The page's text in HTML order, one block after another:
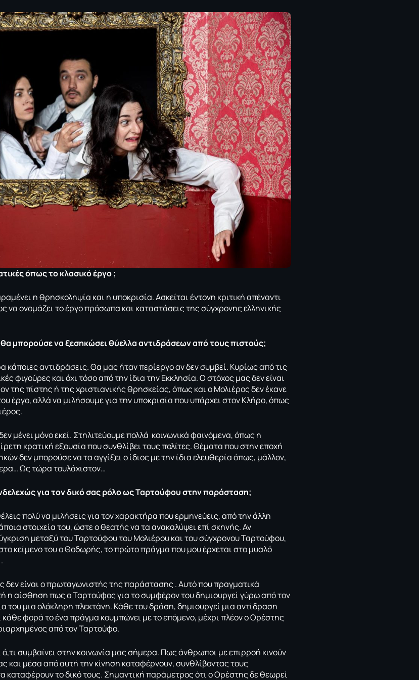
όπως το κλασικό έργο ;
η θρησκοληψία και η υποκρισία. Ασκείται έντονη κριτική απέναντι
να ονομάζει το έργο πρόσωπα και καταστάσεις της σύγχρονης ελληνικής
μπορούσε να ξεσηκώσει θύελλα αντιδράσεων από τους πιστούς;
κάποιες αντιδράσεις. Θα μας ήταν περίεργο αν δεν συμβεί. Κυρίως από τις
φιγούρες και όχι τόσο από την ίδια την Εκκλησία. Ο στόχος μας δεν είναι
της πίστης ή της χριστιανικής θρησκείας, όπως και ο Μολιέρος δεν έκανε
έργο, αλλά να μιλήσουμε για την υποκρισία που υπάρχει στον Κλήρο, όπως
μένει μόνο εκεί. Στηλιτεύουμε πολλά κοινωνικά φαινόμενα, όπως η
κρατική εξουσία που συνθλίβει τους πολίτες. Θέματα που στην εποχή
δεν μπορούσε να τα αγγίξει ο ίδιος με την ίδια ελευθερία όπως, μάλλον,
Ως τώρα τουλάχιστον…
για τον δικό σας ρόλο ως Ταρτούφου στην παράσταση;
πολύ να μιλήσεις για τον χαρακτήρα που ερμηνεύεις, από την άλλη
στοιχεία του, ώστε ο θεατής να τα ανακαλύψει επί σκηνής. Αν
μεταξύ του Ταρτούφου του Μολιέρου και του σύγχρονου Ταρτούφου,
κείμενο του ο Θοδωρής, το πρώτο πράγμα που μου έρχεται στο μυαλό
δεν είναι ο πρωταγωνιστής της παράστασης . Αυτό που πραγματικά
η αίσθηση πως ο Ταρτούφος για το συμφέρον του δημιουργεί γύρω από τον
του μια ολόκληρη πλεκτάνη. Κάθε του δράση, δημιουργεί μια αντίδραση
φορά το ένα πράγμα κουμπώνει με το επόμενο, μέχρι πλέον ο Ορέστης
από τον Ταρτούφο.
ό,τι συμβαίνει στην κοινωνία μας σήμερα. Πως άνθρωποι με επιρροή κινούν
και μέσα από αυτή την κίνηση καταφέρνουν, συνθλίβοντας τους
καταφέρουν το δικό τους. Σημαντική παράμετρος ότι ο Ορέστης δε θεωρεί